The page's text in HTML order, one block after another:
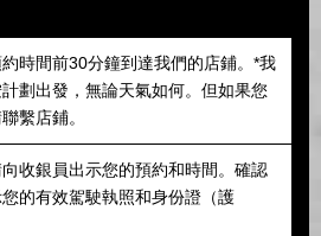
時間前30分鐘到達我們的店鋪。*我
劃出發，無論天氣如何。但如果您
繫店鋪。
收銀員出示您的預約和時間。確認
的有效駕駛執照和身份證（護